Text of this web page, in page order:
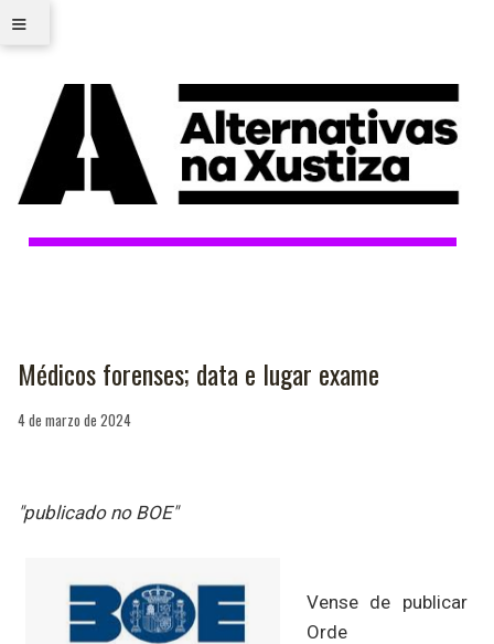
≡
Médicos forenses; data e lugar exame
4 de marzo de 2024
"publicado no BOE"
Vense de publicar
Orde